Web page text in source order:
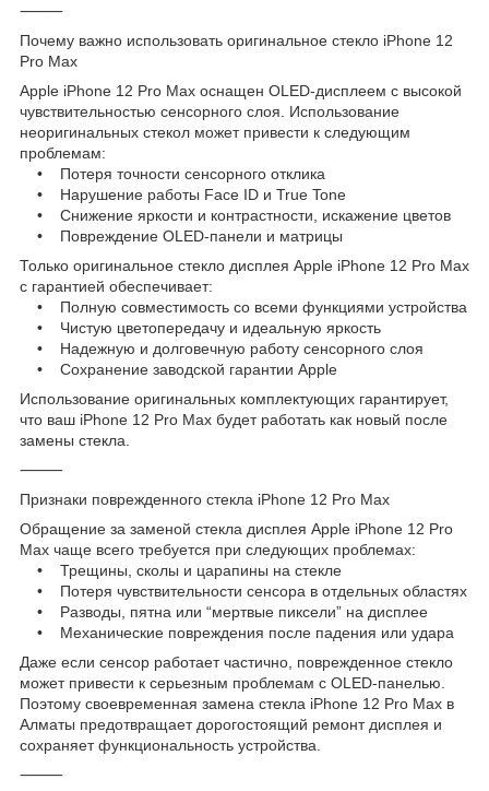
⸻
Почему важно использовать оригинальное стекло iPhone 12
Pro Max
Apple iPhone 12 Pro Max оснащен OLED-дисплеем с высокой
чувствительностью сенсорного слоя. Использование
неоригинальных стекол может привести к следующим
проблемам:
• Потеря точности сенсорного отклика
• Нарушение работы Face ID и True Tone
• Снижение яркости и контрастности, искажение цветов
• Повреждение OLED-панели и матрицы
Только оригинальное стекло дисплея Apple iPhone 12 Pro Max
с гарантией обеспечивает:
• Полную совместимость со всеми функциями устройства
• Чистую цветопередачу и идеальную яркость
• Надежную и долговечную работу сенсорного слоя
• Сохранение заводской гарантии Apple
Использование оригинальных комплектующих гарантирует,
что ваш iPhone 12 Pro Max будет работать как новый после
замены стекла.
⸻
Признаки поврежденного стекла iPhone 12 Pro Max
Обращение за заменой стекла дисплея Apple iPhone 12 Pro
Max чаще всего требуется при следующих проблемах:
• Трещины, сколы и царапины на стекле
• Потеря чувствительности сенсора в отдельных областях
• Разводы, пятна или “мертвые пиксели” на дисплее
• Механические повреждения после падения или удара
Даже если сенсор работает частично, поврежденное стекло
может привести к серьезным проблемам с OLED-панелью.
Поэтому своевременная замена стекла iPhone 12 Pro Max в
Алматы предотвращает дорогостоящий ремонт дисплея и
сохраняет функциональность устройства.
⸻